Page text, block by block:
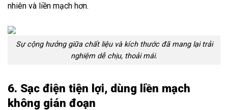
nhiên và liền mạch hơn.
Sự cộng hưởng giữa chất liệu và kích thước đã mang lại trải
nghiệm dễ chịu, thoải mái.
6. Sạc điện tiện lợi, dùng liền mạch
không gián đoạn